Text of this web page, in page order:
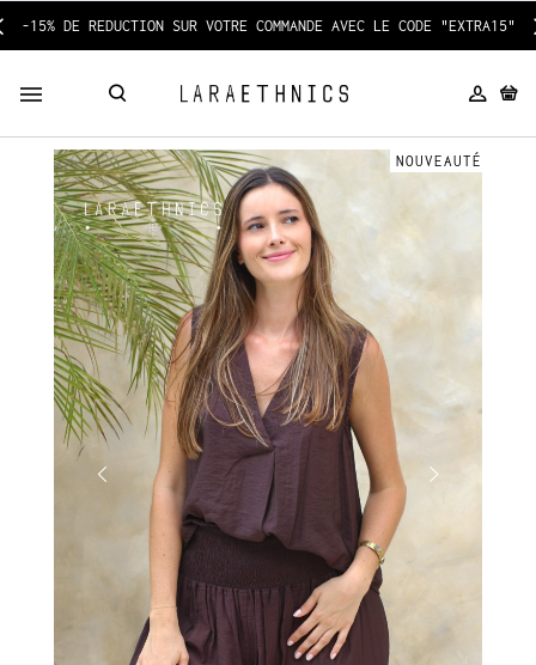
-15% DE REDUCTION SUR VOTRE COMMANDE AVEC LE CODE "EXTRA15"
NOUVEAUTÉ